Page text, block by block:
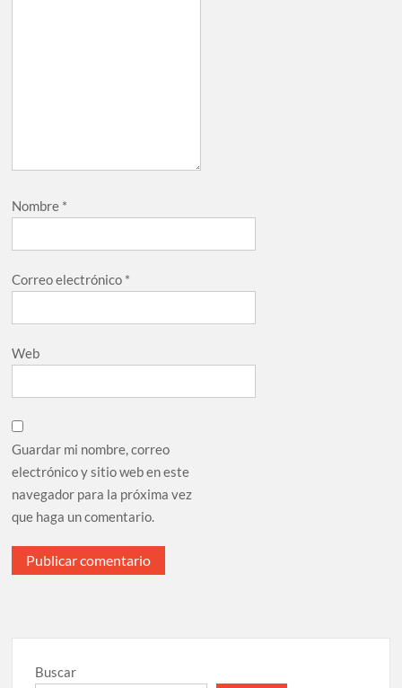
Nombre *
Correo electrónico *
Web
Guardar mi nombre, correo
electrónico y sitio web en este
navegador para la próxima vez
que haga un comentario.
Buscar